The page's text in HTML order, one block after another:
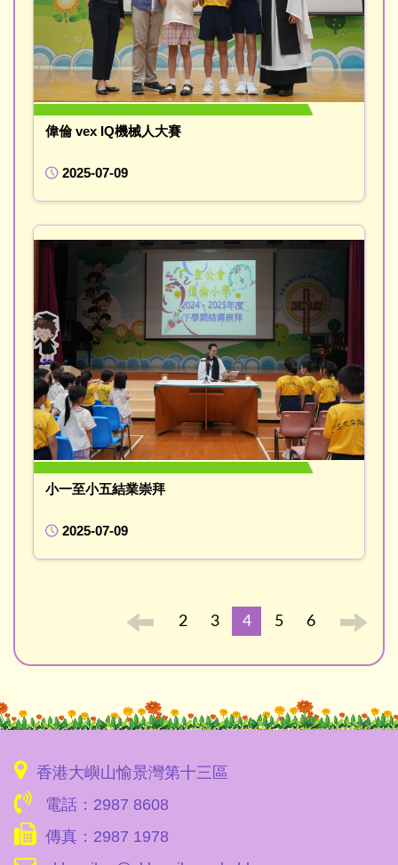
偉倫 vex IQ機械人大賽
2025-07-09
小一至小五結業崇拜
2025-07-09
2 3 4 5 6
香港大嶼山愉景灣第十三區
電話：2987 8608
傳真：2987 1978